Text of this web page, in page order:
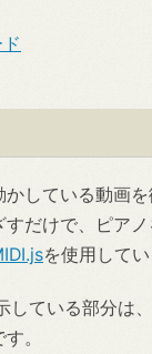
している動画を
だけで、ピア
を使用してい
している部分は
。